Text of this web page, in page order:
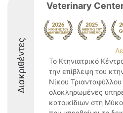
Διακριθέντες
Veterinary
Το Κτηνιατρικό
την επίβλεψη του
Νίκου Τριανταφύλλου
ολοκληρωμένες
κατοικίδιων στη